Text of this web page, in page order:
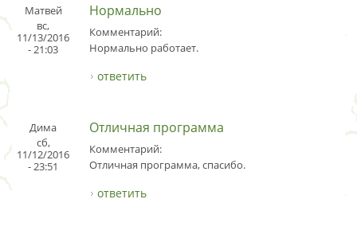
Матвей
вс,
11/13/2016
- 21:03
Нормально
Комментарий:
Нормально работает.
ответить
Дима
сб,
11/12/2016
- 23:51
Отличная программа
Комментарий:
Отличная программа, спасибо.
ответить